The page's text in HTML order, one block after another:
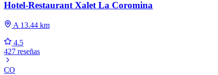
Hotel-Restaurant Xalet La Coromina
A 13.44 km
4.5
427 reseñas
CO